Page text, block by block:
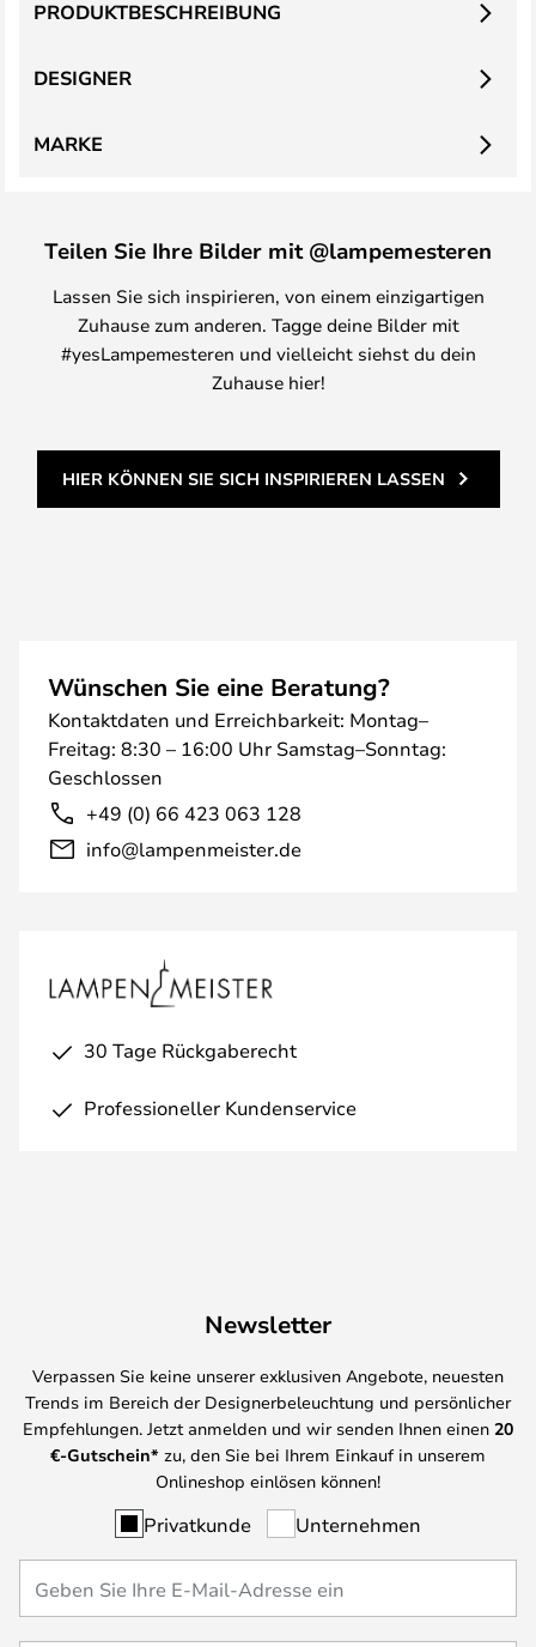
PRODUKTBESCHREIBUNG
DESIGNER
MARKE
Teilen Sie Ihre Bilder mit @lampemesteren
Lassen Sie sich inspirieren, von einem einzigartigen
Zuhause zum anderen. Tagge deine Bilder mit
#yesLampemesteren und vielleicht siehst du dein
Zuhause hier!
HIER KÖNNEN SIE SICH INSPIRIEREN LASSEN
Wünschen Sie eine Beratung?
Kontaktdaten und Erreichbarkeit: Montag–
Freitag: 8:30 – 16:00 Uhr Samstag–Sonntag:
Geschlossen
+49 (0) 66 423 063 128
info@lampenmeister.de
30 Tage Rückgaberecht
Professioneller Kundenservice
Newsletter
Verpassen Sie keine unserer exklusiven Angebote, neuesten
Trends im Bereich der Designerbeleuchtung und persönlicher
Empfehlungen. Jetzt anmelden und wir senden Ihnen einen 20
€-Gutschein* zu, den Sie bei Ihrem Einkauf in unserem
Onlineshop einlösen können!
Privatkunde Unternehmen